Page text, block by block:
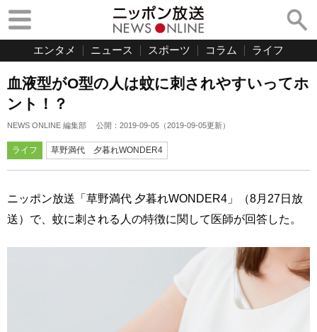
エンタメ ニュース スポーツ コラム ライフ
血液型がO型の人は蚊に刺されやすいってホ
ント！？
NEWS ONLINE 編集部 公開： 2019-09-05 （2019-09-05更新）
ライフ 草野満代 夕暮れWONDER4
ニッポン放送「草野満代 夕暮れWONDER4」（8月27日放
送）で、蚊に刺される人の特徴に関して医師が回答した。